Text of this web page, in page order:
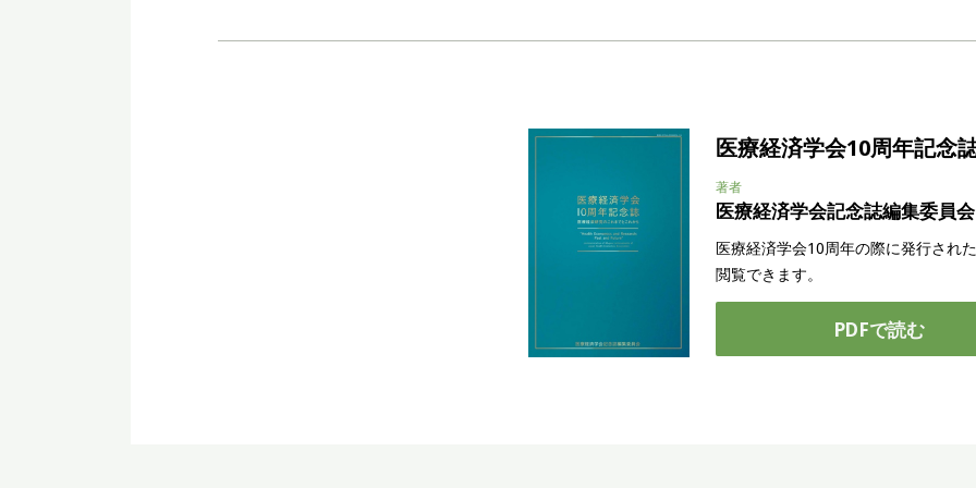
医療経済学会10周年記念
著者
医療経済学会記念誌編集委員会
医療経済学会10周年の際に発行され
閲覧できます。
PDFで読む